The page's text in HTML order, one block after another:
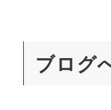
ブログ